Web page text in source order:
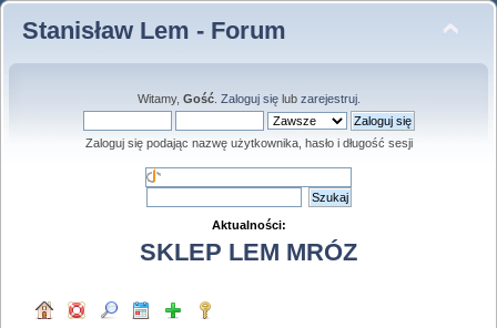
Stanisław Lem - Forum
Witamy, Gość. Zaloguj sięlub zarejestruj.
Zaloguj się podając nazwę użytkownika, hasło i długość sesji
Aktualności:
SKLEP LEM MRÓZ